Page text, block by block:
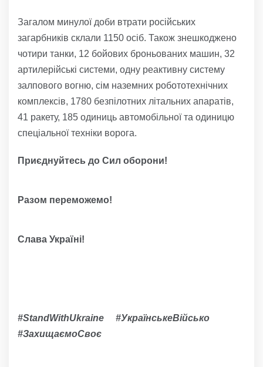
Загалом минулої доби втрати російських
загарбників склали 1150 осіб. Також знешкоджено
чотири танки, 12 бойових броньованих машин, 32
артилерійські системи, одну реактивну систему
залпового вогню, сім наземних робототехнічних
комплексів, 1780 безпілотних літальних апаратів,
41 ракету, 185 одиниць автомобільної та одиницю
спеціальної техніки ворога.
Приєднуйтесь до Сил оборони!
Разом переможемо!
Слава Україні!
#StandWithUkraine #УкраїнськеВійсько
#ЗахищаємоСвоє